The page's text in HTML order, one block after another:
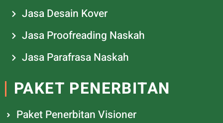
Jasa Desain Kover
Jasa Proofreading Naskah
Jasa Parafrasa Naskah
PAKET PENERBITAN
Paket Penerbitan Visioner